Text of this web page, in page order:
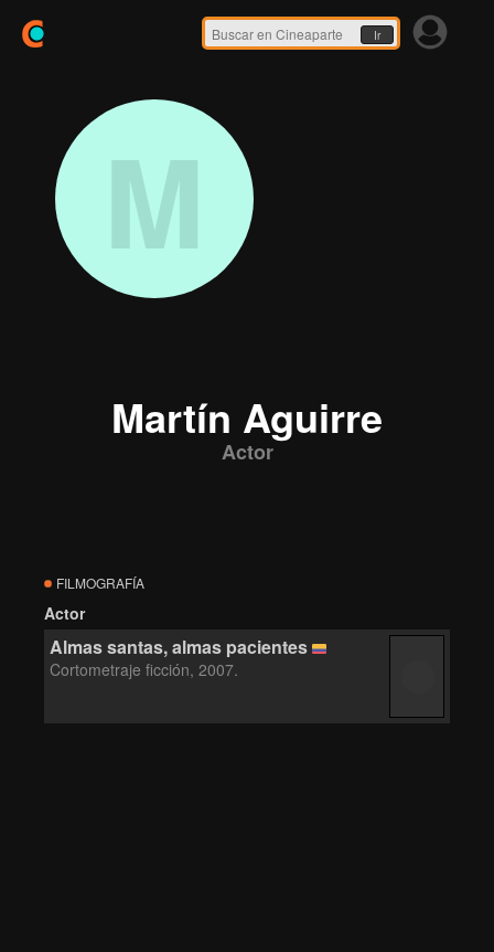
Ir
M
Martín Aguirre
Actor
FILMOGRAFÍA
Actor
Almas santas, almas pacientes
Cortometraje ficción, 2007.